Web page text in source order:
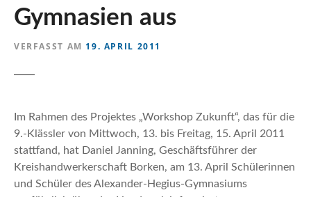
Gymnasien aus
VERFASST AM 19. APRIL 2011
Im Rahmen des Projektes „Workshop Zukunft“, das für die
9.-Klässler von Mittwoch, 13. bis Freitag, 15. April 2011
stattfand, hat Daniel Janning, Geschäftsführer der
Kreishandwerkerschaft Borken, am 13. April Schülerinnen
und Schüler des Alexander-Hegius-Gymnasiums